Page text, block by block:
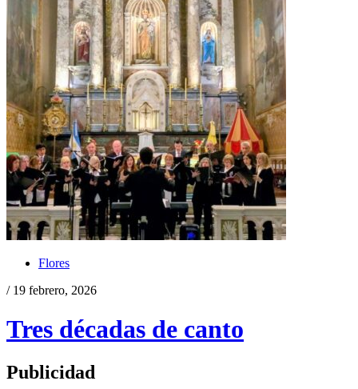
Flores
/ 19 febrero, 2026
Tres décadas de canto
Publicidad